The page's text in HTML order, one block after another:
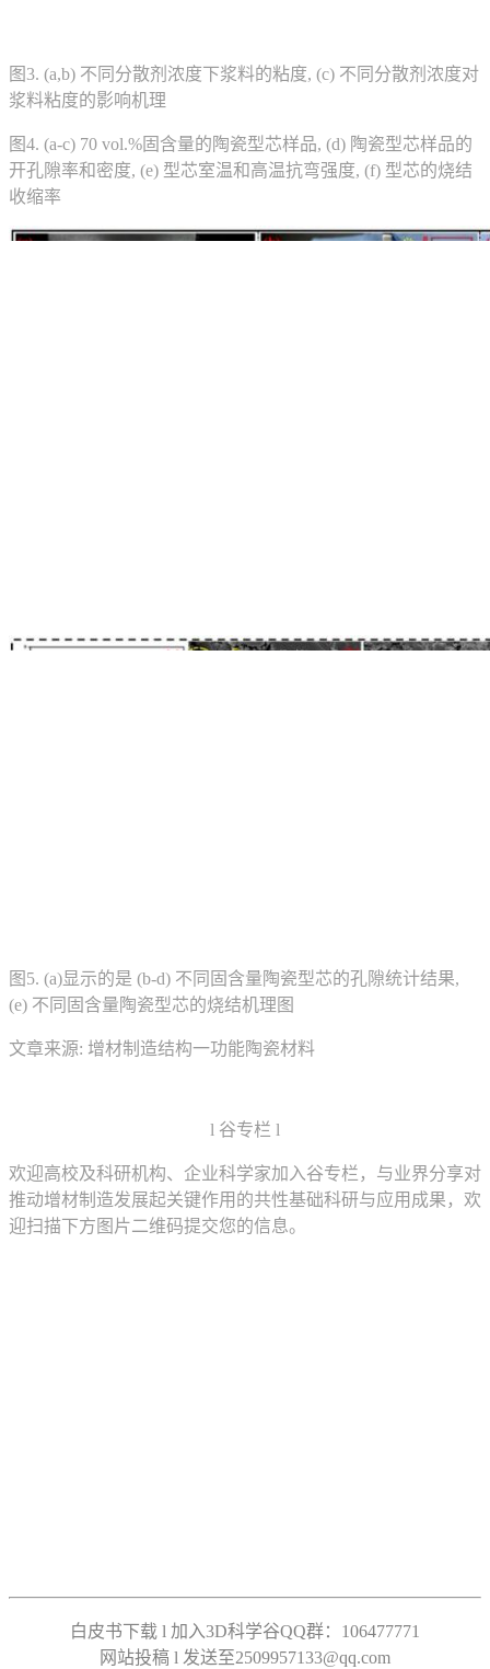
图3. (a,b) 不同分散剂浓度下浆料的粘度, (c) 不同分散剂浓度对
浆料粘度的影响机理
图4. (a-c) 70 vol.%固含量的陶瓷型芯样品, (d) 陶瓷型芯样品的
开孔隙率和密度, (e) 型芯室温和高温抗弯强度, (f) 型芯的烧结
收缩率
图5. (a)显示的是 (b-d) 不同固含量陶瓷型芯的孔隙统计结果,
(e) 不同固含量陶瓷型芯的烧结机理图
文章来源: 增材制造结构一功能陶瓷材料
l 谷专栏 l
欢迎高校及科研机构、企业科学家加入谷专栏，与业界分享对
推动增材制造发展起关键作用的共性基础科研与应用成果，欢
迎扫描下方图片二维码提交您的信息。
白皮书下载 l 加入3D科学谷QQ群：106477771
网站投稿 l 发送至2509957133@qq.com